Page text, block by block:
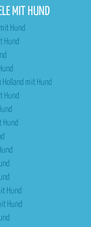
MIT HUND
Hund
Hund
Holland mit Hund
Hund
Hund
Hund
Hund